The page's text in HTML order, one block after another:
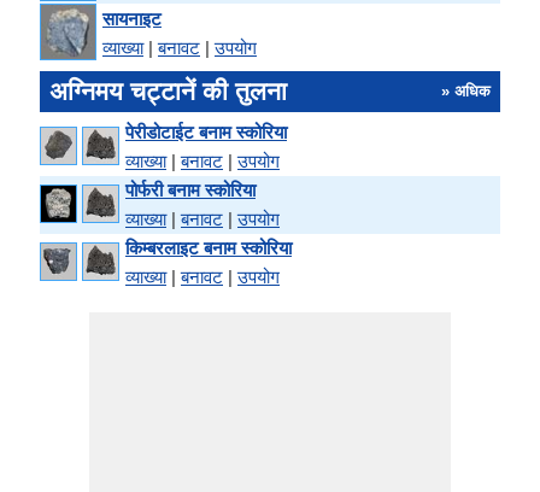
सायनाइट
व्याख्या|बनावट |उपयोग
अग्निमय चट्टानें की तुलना » अधिक
पेरीडोटाईट बनाम स्कोरिया
व्याख्या|बनावट |उपयोग
पोर्फरी बनाम स्कोरिया
व्याख्या|बनावट |उपयोग
किम्बरलाइट बनाम स्कोरिया
व्याख्या|बनावट |उपयोग